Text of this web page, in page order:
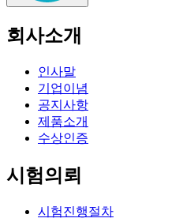
회사소개
인사말
기업이념
공지사항
제품소개
수상인증
시험의뢰
시험진행절차